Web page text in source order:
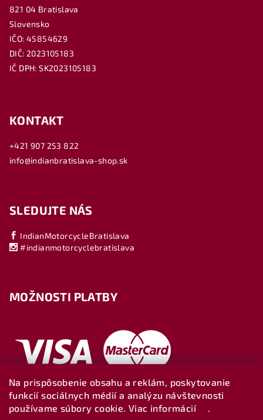
Na prispôsobenie obsahu a reklám, poskytovanie
funkcií sociálnych médií a analýzu návštevnosti
používame súbory cookie. Viac informácií
.
821 04 Bratislava
Slovensko
IČO: 45854629
DIČ: 2023105183
IČ DPH: SK2023105183
KONTAKT
+421 907 253 822
info@indianbratislava-shop.sk
SLEDUJTE NÁS
IndianMotorcycleBratislava
#indianmotorcyclebratislava
MOŽNOSTI PLATBY